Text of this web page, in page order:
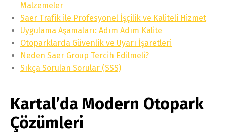
Malzemeler
Saer Trafik ile Profesyonel İşçilik ve Kaliteli Hizmet
Uygulama Aşamaları: Adım Adım Kalite
Otoparklarda Güvenlik ve Uyarı İşaretleri
Neden Saer Group Tercih Edilmeli?
Sıkça Sorulan Sorular (SSS)
Kartal’da Modern Otopark
Çözümleri